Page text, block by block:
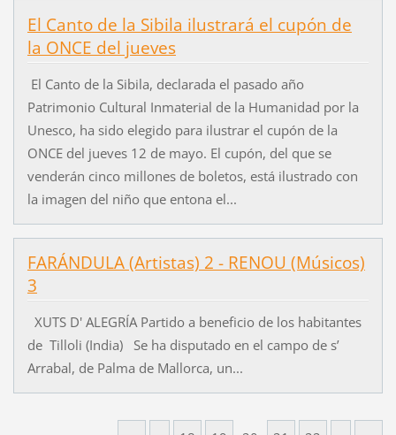
El Canto de la Sibila ilustrará el cupón de
la ONCE del jueves
El Canto de la Sibila, declarada el pasado año
Patrimonio Cultural Inmaterial de la Humanidad por la
Unesco, ha sido elegido para ilustrar el cupón de la
ONCE del jueves 12 de mayo. El cupón, del que se
venderán cinco millones de boletos, está ilustrado con
la imagen del niño que entona el...
FARÁNDULA (Artistas) 2 - RENOU (Músicos)
3
XUTS D' ALEGRÍA Partido a beneficio de los habitantes
de Tilloli (India) Se ha disputado en el campo de s’
Arrabal, de Palma de Mallorca, un...